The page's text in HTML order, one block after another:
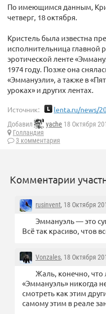
По имеющимся данным,
четверг, 18 октября.
Кристель была известна
исполнительница главной
эротической ленте
1974 году. Позже она
«Эммануэли», а также в
уроках» и других лентах.
Источник: lenta.ru/news/
Добавил yache 18 Октября
Голландия
3 комментария
Комментарии
rusinvent, 18 Октября
Эммануэль — это
Всё так красиво, чтов
Vonzales, 18 Октября
Жаль, конечно,
«Эммануэль» никогда
смотреть как этим
самому этим в реале